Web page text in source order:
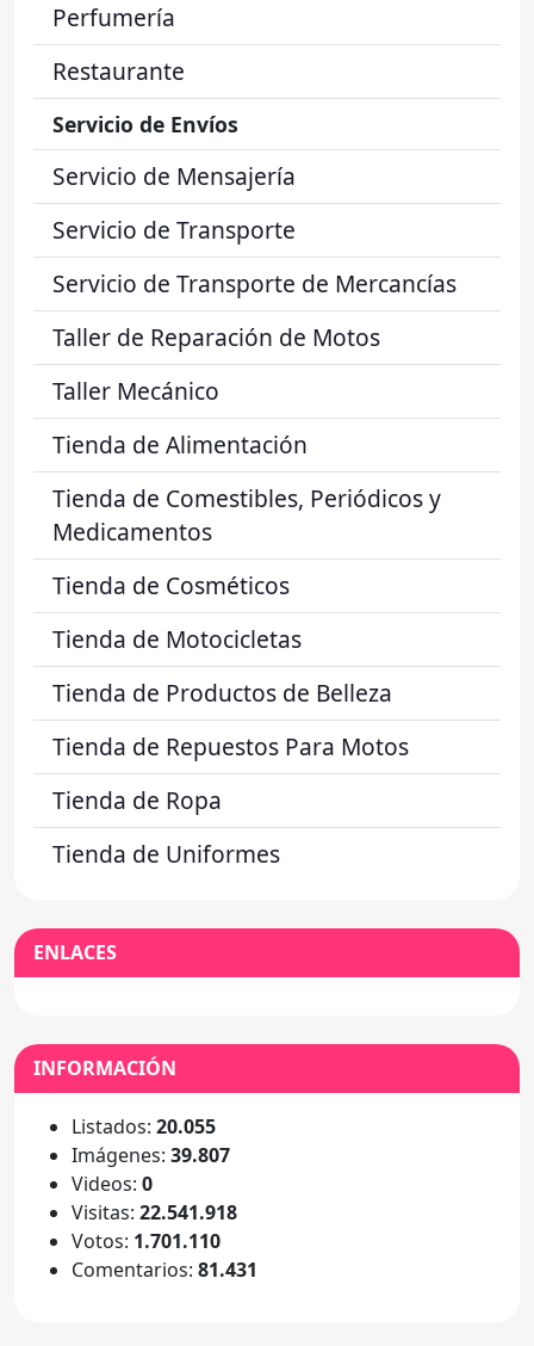
Perfumería
Restaurante
Servicio de Envíos
Servicio de Mensajería
Servicio de Transporte
Servicio de Transporte de Mercancías
Taller de Reparación de Motos
Taller Mecánico
Tienda de Alimentación
Tienda de Comestibles, Periódicos y
Medicamentos
Tienda de Cosméticos
Tienda de Motocicletas
Tienda de Productos de Belleza
Tienda de Repuestos Para Motos
Tienda de Ropa
Tienda de Uniformes
ENLACES
INFORMACIÓN
Listados: 20.055
Imágenes: 39.807
Videos: 0
Visitas: 22.541.918
Votos: 1.701.110
Comentarios: 81.431